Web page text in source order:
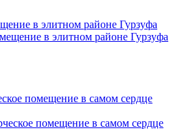
в элитном районе Гурзуфа
помещение в самом сердце